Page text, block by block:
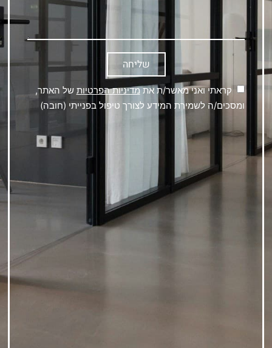
שליחה
קראתי ואני מאשר/ת אתמדיניות הפרטיות של האתר,
ומסכים/ה לשמירת המידע לצורך טיפול בפנייתי (חובה)